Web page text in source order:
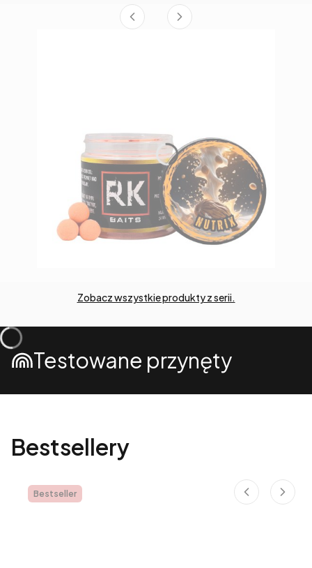
Zobacz wszystkie produkty z serii.
Testowane przynęty
Bestsellery
Bestseller